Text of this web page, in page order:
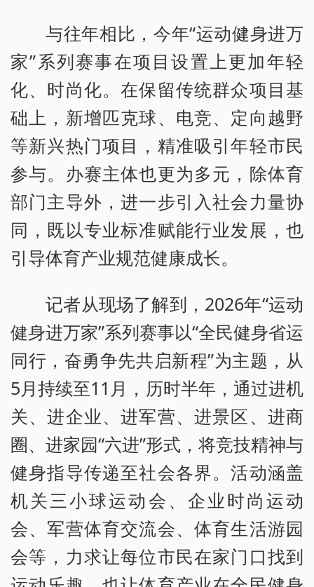
与往年相比，今年“运动健身进万
家”系列赛事在项目设置上更加年轻
化、时尚化。在保留传统群众项目基
础上，新增匹克球、电竞、定向越野
等新兴热门项目，精准吸引年轻市民
参与。办赛主体也更为多元，除体育
部门主导外，进一步引入社会力量协
同，既以专业标准赋能行业发展，也
引导体育产业规范健康成长。
记者从现场了解到，2026年“运动
健身进万家”系列赛事以“全民健身省运
同行，奋勇争先共启新程”为主题，从
5月持续至11月，历时半年，通过进机
关、进企业、进军营、进景区、进商
圈、进家园“六进”形式，将竞技精神与
健身指导传递至社会各界。活动涵盖
机关三小球运动会、企业时尚运动
会、军营体育交流会、体育生活游园
会等，力求让每位市民在家门口找到